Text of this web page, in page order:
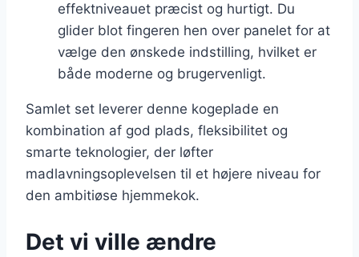
effektniveauet præcist og hurtigt. Du
glider blot fingeren hen over panelet for at
vælge den ønskede indstilling, hvilket er
både moderne og brugervenligt.
Samlet set leverer denne kogeplade en
kombination af god plads, fleksibilitet og
smarte teknologier, der løfter
madlavningsoplevelsen til et højere niveau for
den ambitiøse hjemmekok.
Det vi ville ændre